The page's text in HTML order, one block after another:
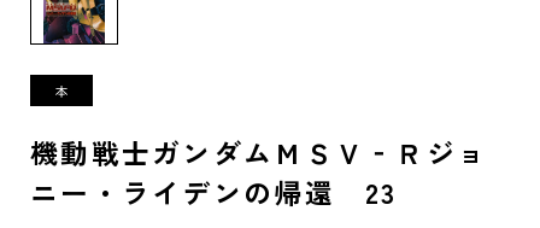
機動戦士ガンダムＭＳＶ‐Ｒジョ
ニー・ライデンの帰還 23